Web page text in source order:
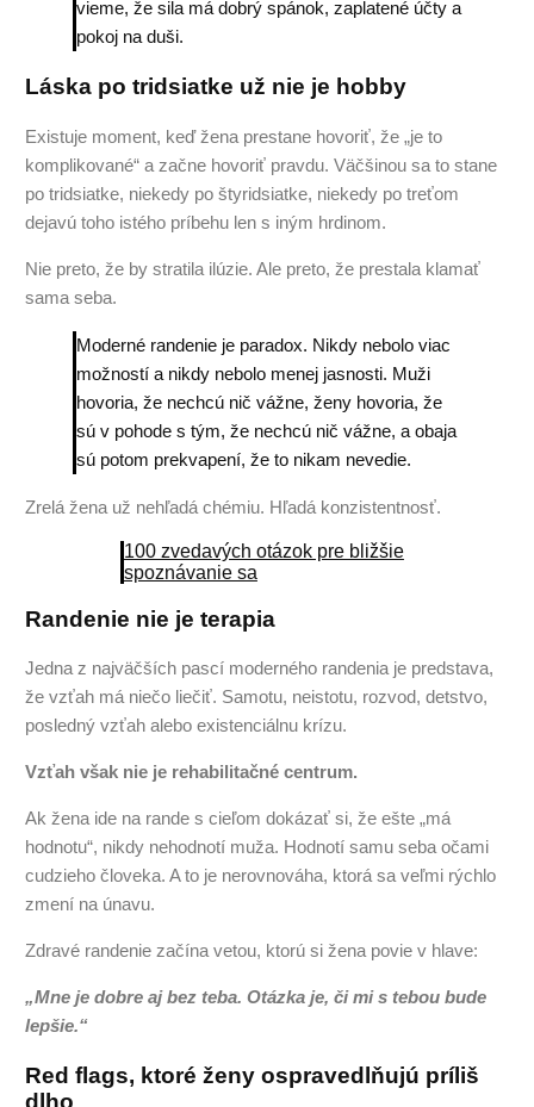
vieme, že sila má dobrý spánok, zaplatené účty a
pokoj na duši.
Láska po tridsiatke už nie je hobby
Existuje moment, keď žena prestane hovoriť, že „je to
komplikované“ a začne hovoriť pravdu. Väčšinou sa to stane
po tridsiatke, niekedy po štyridsiatke, niekedy po treťom
dejavú toho istého príbehu len s iným hrdinom.
Nie preto, že by stratila ilúzie. Ale preto, že prestala klamať
sama seba.
Moderné randenie je paradox. Nikdy nebolo viac
možností a nikdy nebolo menej jasnosti. Muži
hovoria, že nechcú nič vážne, ženy hovoria, že
sú v pohode s tým, že nechcú nič vážne, a obaja
sú potom prekvapení, že to nikam nevedie.
Zrelá žena už nehľadá chémiu. Hľadá konzistentnosť.
100 zvedavých otázok pre bližšie
spoznávanie sa
Randenie nie je terapia
Jedna z najväčších pascí moderného randenia je predstava,
že vzťah má niečo liečiť. Samotu, neistotu, rozvod, detstvo,
posledný vzťah alebo existenciálnu krízu.
Vzťah však nie je rehabilitačné centrum.
Ak žena ide na rande s cieľom dokázať si, že ešte „má
hodnotu“, nikdy nehodnotí muža. Hodnotí samu seba očami
cudzieho človeka. A to je nerovnováha, ktorá sa veľmi rýchlo
zmení na únavu.
Zdravé randenie začína vetou, ktorú si žena povie v hlave:
„Mne je dobre aj bez teba. Otázka je, či mi s tebou bude
lepšie.“
Red flags, ktoré ženy ospravedlňujú príliš
dlho